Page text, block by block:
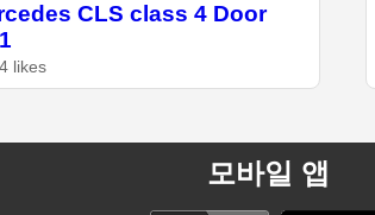
CLS class 4 Door
likes
모바일 앱